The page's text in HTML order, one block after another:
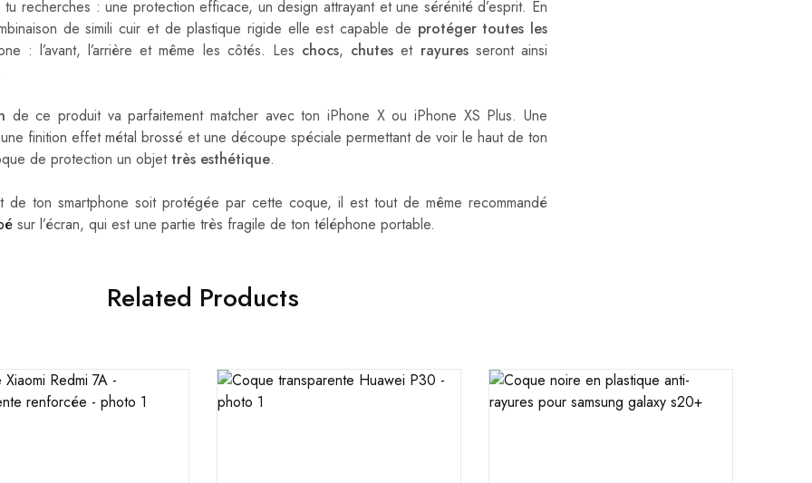
tu recherches : une protection efficace, un design attrayant et une sérénité d’esprit. En
de simili cuir et de plastique rigide elle est capable de protéger toutes les
: l’avant, l’arrière et même les côtés. Les chocs, chutes et rayuresseront ainsi
de ce produit va parfaitement matcher avec ton iPhone X ou iPhone XS Plus. Une
finition effet métal brossé et une découpe spéciale permettant de voir le haut de ton
de protection un objettrès esthétique.
de ton smartphone soit protégée par cette coque, il est tout de même recommandé
sur l’écran, qui est une partie très fragile de ton téléphone portable.
Related Products